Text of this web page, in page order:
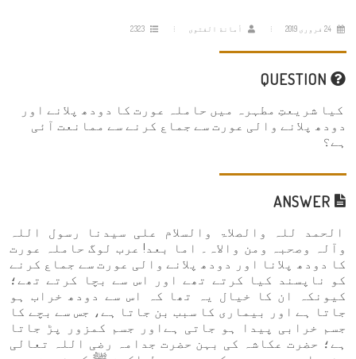
أمانة الفتوى
کیا شریعتِ مطہرہ میں حاملہ عورت کا دودھ پلانے اور
دودھ پلانے والی عورت سے جماع کرنے سے ممانعت آئی
ہے؟
الحمد للہ والصلاۃ والسلام علی سیدنا رسول اللہ
وآلہ وصحبہ ومن والاہ۔ اما بعد! عرب لوگ حاملہ عورت
کا دودھ پلانا اور دودھ پلانے والی عورت سے جماع کرنے
کو ناپسند کیا کرتے تھے اور اس سے بچا کرتے تھے؛
کیونکہ ان کا خیال یہ تھا کہ اس سے دودھ خراب ہو
جاتا ہے اور بیماری کا سبب بن جاتا ہے، جس سے بچے کا
جسم خرابی پیدا ہو جاتی ہےاور جسم کمزور پڑ جاتا
ہے؛ حضرت عکاشہ کی بہن حضرت جدامہ رضی اللہ تعالی